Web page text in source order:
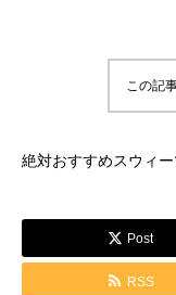
この記
絶対おすすめスウィ
Post
RSS